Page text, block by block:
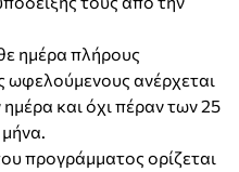
ημέρα πλήρους
ωφελούμενους ανέρχεται
και όχι πέραν των 25
προγράμματος ορίζεται